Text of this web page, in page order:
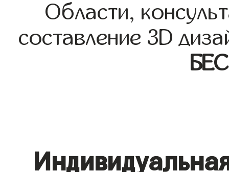
Области,
составление 3D